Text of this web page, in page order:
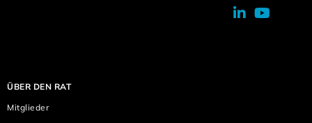
ÜBER DEN RAT
Mitglieder